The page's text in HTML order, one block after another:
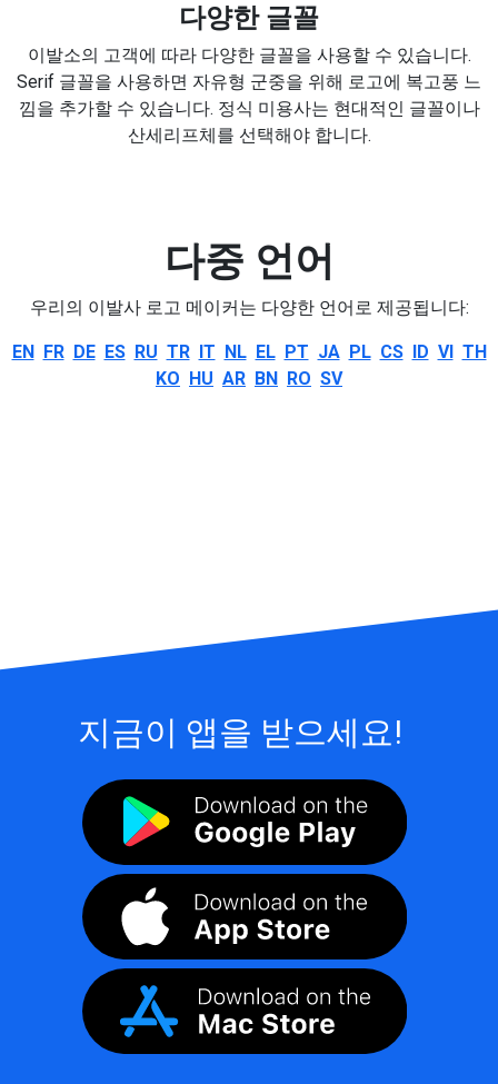
다양한 글꼴
이발소의 고객에 따라 다양한 글꼴을 사용할 수 있습니다.
Serif 글꼴을 사용하면 자유형 군중을 위해 로고에 복고풍 느
낌을 추가할 수 있습니다. 정식 미용사는 현대적인 글꼴이나
산세리프체를 선택해야 합니다.
다중 언어
우리의 이발사 로고 메이커는 다양한 언어로 제공됩니다:
EN FR DE ES RU TR IT NL EL PT JA PL CS ID VI TH
KO HU AR BN RO SV
지금이 앱을 받으세요!